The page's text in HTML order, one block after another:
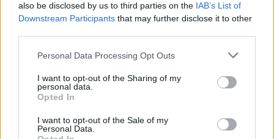
also be disclosed by us to third parties on the IAB’s List of
Downstream Participants that may further disclose it to other
Please note that this website/app uses one or more Google
not limited to your visit or usage behaviour. You may click to
grant or deny consent to Google and its third-party tags to
use your data for below specified purposes in below Google
consent section.
Personal Data Processing Opt Outs
I want to opt-out of the Sharing of my
personal data.
Opted In
I want to opt-out of the Sale of my
Personal Data.
Követem
REGGELI #
SZIVÁRVÁNYCSALÁDOKÉRT ALAPÍTVÁNY